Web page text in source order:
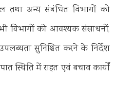
तथा अन्य संबंधित विभागों को
विभागों को आवश्यक संसाधनों,
सुनिश्चित करने के निर्देश
स्थिति में राहत एवं बचाव कार्यों